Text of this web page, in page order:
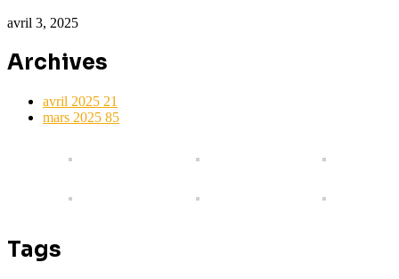
avril 3, 2025
Archives
avril 2025 21
mars 2025 85
Tags